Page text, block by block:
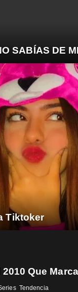
SABÍAS DE
Tiktoker
Tendencia
Que